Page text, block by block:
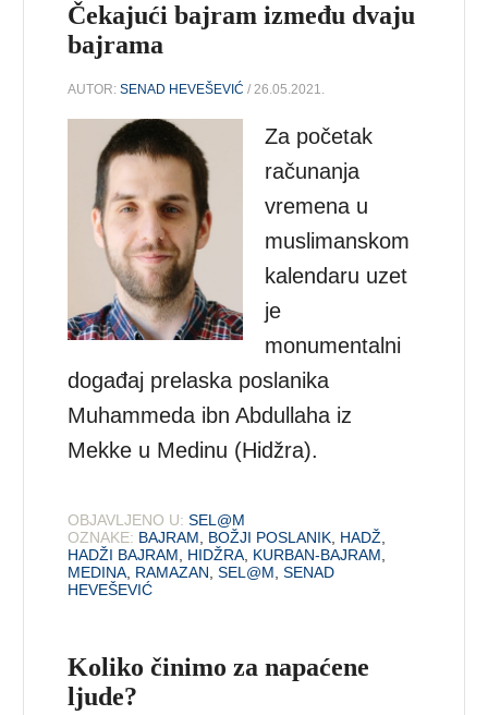
Čekajući bajram između dvaju
bajrama
AUTOR:SENAD HEVEŠEVIĆ / 26.05.2021.
Za početak
računanja
vremena u
muslimanskom
kalendaru uzet
je
monumentalni
događaj prelaska poslanika
Muhammeda ibn Abdullaha iz
Mekke u Medinu (Hidžra).
OBJAVLJENO U: SEL@M
OZNAKE: BAJRAM, BOŽJI POSLANIK, HADŽ,
HADŽI BAJRAM, HIDŽRA, KURBAN-BAJRAM,
MEDINA, RAMAZAN,SEL@M,SENAD
HEVEŠEVIĆ
Koliko činimo za napaćene
ljude?